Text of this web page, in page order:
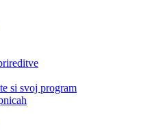
si svoj program